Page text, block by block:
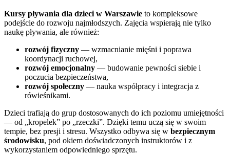
Kursy pływania dla dzieci w Warszawie to kompleksowe
podejście do rozwoju najmłodszych. Zajęcia wspierają nie tylko
naukę pływania, ale również:
rozwój fizyczny — wzmacnianie mięśni i poprawa
koordynacji ruchowej,
rozwój emocjonalny — budowanie pewności siebie i
poczucia bezpieczeństwa,
rozwój społeczny — nauka współpracy i integracja z
rówieśnikami.
Dzieci trafiają do grup dostosowanych do ich poziomu umiejętności
— od „kropelek” po „rzeczki”. Dzięki temu uczą się w swoim
tempie, bez presji i stresu. Wszystko odbywa się w bezpiecznym
środowisku, pod okiem doświadczonych instruktorów i z
wykorzystaniem odpowiedniego sprzętu.